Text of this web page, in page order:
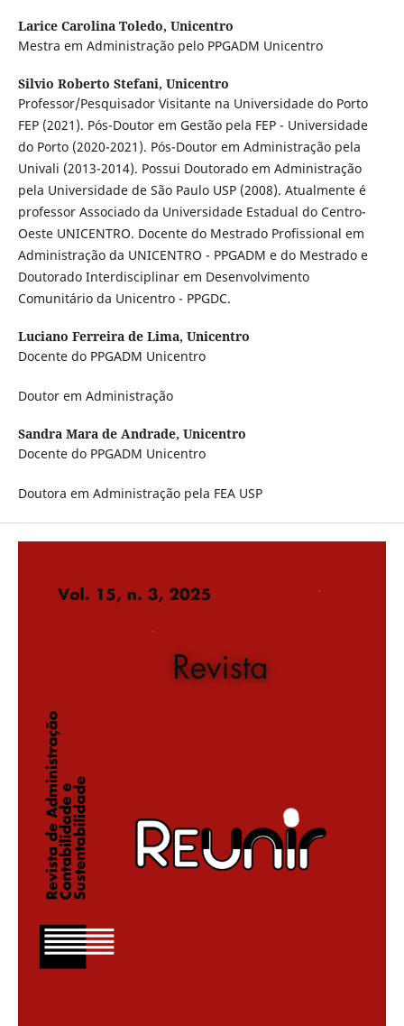
Larice Carolina Toledo, Unicentro
Mestra em Administração pelo PPGADM Unicentro
Silvio Roberto Stefani, Unicentro
Professor/Pesquisador Visitante na Universidade do Porto
FEP (2021). Pós-Doutor em Gestão pela FEP - Universidade
do Porto (2020-2021). Pós-Doutor em Administração pela
Univali (2013-2014). Possui Doutorado em Administração
pela Universidade de São Paulo USP (2008). Atualmente é
professor Associado da Universidade Estadual do Centro-
Oeste UNICENTRO. Docente do Mestrado Profissional em
Administração da UNICENTRO - PPGADM e do Mestrado e
Doutorado Interdisciplinar em Desenvolvimento
Comunitário da Unicentro - PPGDC.
Luciano Ferreira de Lima, Unicentro
Docente do PPGADM Unicentro
Doutor em Administração
Sandra Mara de Andrade, Unicentro
Docente do PPGADM Unicentro
Doutora em Administração pela FEA USP